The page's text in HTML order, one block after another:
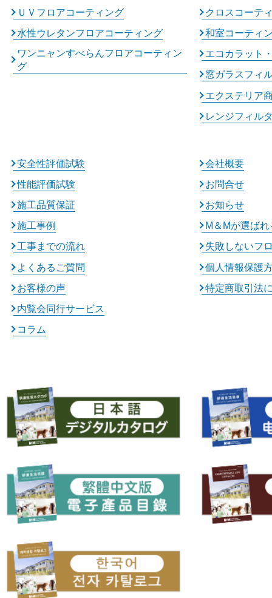
ＵＶフロアコーティング
水性ウレタンフロアコーティング
ワンニャンすべらんフロアコーティン
グ
クロスコーテ
和室コーティ
エコカラット
窓ガラスフィ
エクステリア
レンジフィル
安全性評価試験
性能評価試験
施工品質保証
施工事例
工事までの流れ
よくあるご質問
お客様の声
内覧会同行サービス
コラム
会社概要
お問合せ
お知らせ
M＆Mが選ば
失敗しないフ
個人情報保護
特定商取引法